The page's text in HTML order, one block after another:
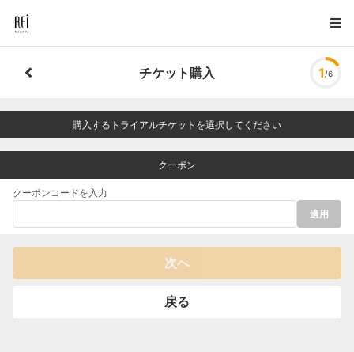
チケット購入 1 /6
購入するトライアルチケットを選択してください
クーポン
クーポンコードを入力
適用
次へ
戻る